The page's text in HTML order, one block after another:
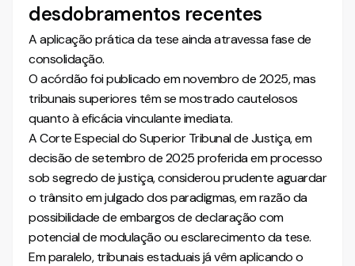
desdobramentos recentes
A aplicação prática da tese ainda atravessa fase de
consolidação.
O acórdão foi publicado em novembro de 2025, mas
tribunais superiores têm se mostrado cautelosos
quanto à eficácia vinculante imediata.
A Corte Especial do Superior Tribunal de Justiça, em
decisão de setembro de 2025 proferida em processo
sob segredo de justiça, considerou prudente aguardar
o trânsito em julgado dos paradigmas, em razão da
possibilidade de embargos de declaração com
potencial de modulação ou esclarecimento da tese.
Em paralelo, tribunais estaduais já vêm aplicando o